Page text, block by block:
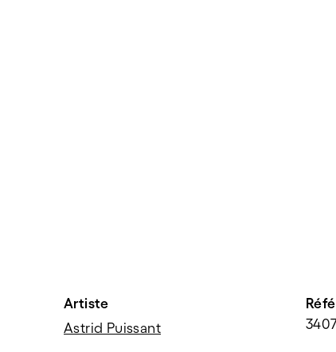
Artiste
Astrid Puissant